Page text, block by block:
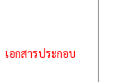
เอกสารประกอบ